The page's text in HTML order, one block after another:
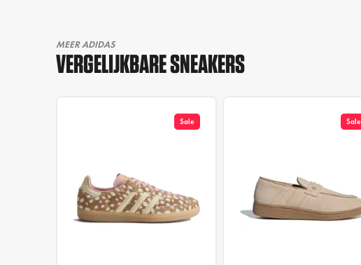
MEER ADIDAS
VERGELIJKBARE SNEAKERS
Sale Sale